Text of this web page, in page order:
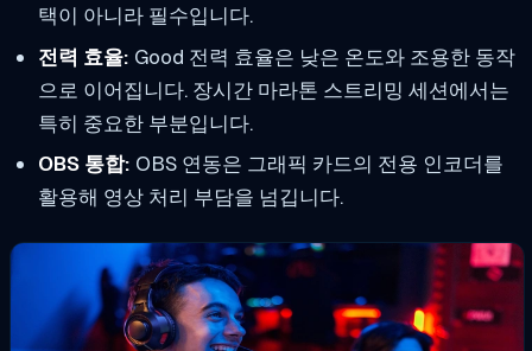
택이 아니라 필수입니다.
전력 효율: Good 전력 효율은 낮은 온도와 조용한 동작
으로 이어집니다. 장시간 마라톤 스트리밍 세션에서는
특히 중요한 부분입니다.
OBS 통합: OBS 연동은 그래픽 카드의 전용 인코더를
활용해 영상 처리 부담을 넘깁니다.